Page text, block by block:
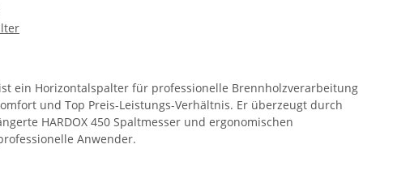
ist ein Horizontalspalter für professionelle Brennholzverarbeitung
und Top Preis-Leistungs-Verhältnis. Er überzeugt durch
HARDOX 450 Spaltmesser und ergonomischen
Anwender.